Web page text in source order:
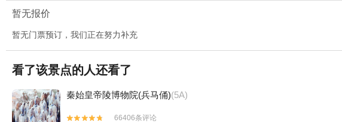
暂无报价
暂无门票预订，我们正在努力补充
看了该景点的人还看了
秦始皇帝陵博物院(兵马俑)(5A)


66406条评论